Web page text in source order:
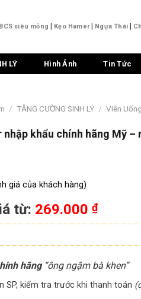
BCS siêu mỏng | Kẹo Hamer| Ngựa Thái |
LÝ Hình Ảnh Tin Tức
/ TĂNG CƯỜNG SINH LÝ / Viên
nhập khẩu chính hãng Mỹ –
giá của khách hàng)
từ: 269.000 ₫
hãng“ông ngậm bà khen”
SP, kiểm tra trước khi thanh toán